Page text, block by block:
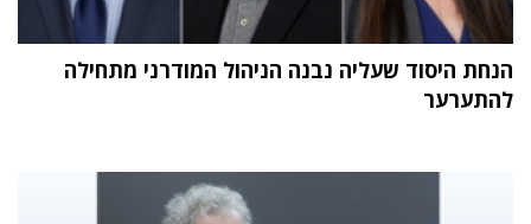
הנחת היסוד שעליה נבנה הניהול המודרני מתחילה
להתערער